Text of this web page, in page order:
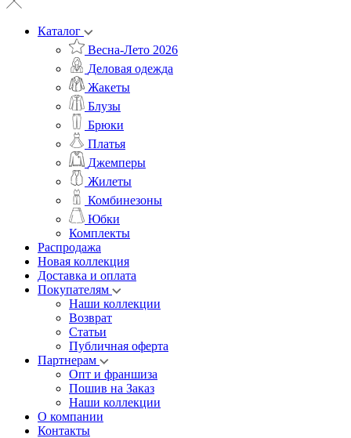
Каталог
Весна-Лето 2026
Деловая одежда
Жакеты
Блузы
Брюки
Платья
Джемперы
Жилеты
Комбинезоны
Юбки
Комплекты
Распродажа
Новая коллекция
Доставка и оплата
Покупателям
Наши коллекции
Возврат
Статьи
Публичная оферта
Партнерам
Опт и франшиза
Пошив на Заказ
Наши коллекции
О компании
Контакты